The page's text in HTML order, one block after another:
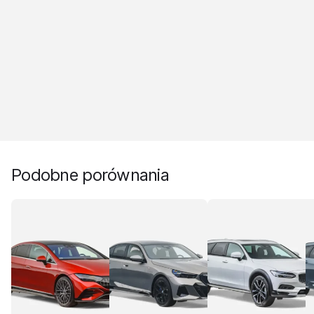
Podobne porównania